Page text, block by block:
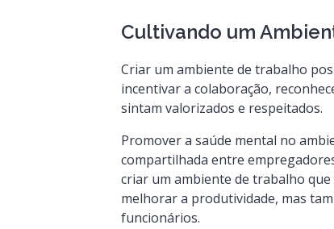
Cultivando um
Criar um ambiente de trabalho
incentivar a colaboração,
sintam valorizados e respeitados.
Promover a saúde mental no
compartilhada entre
criar um ambiente de trabalho
melhorar a produtividade, mas
funcionários.